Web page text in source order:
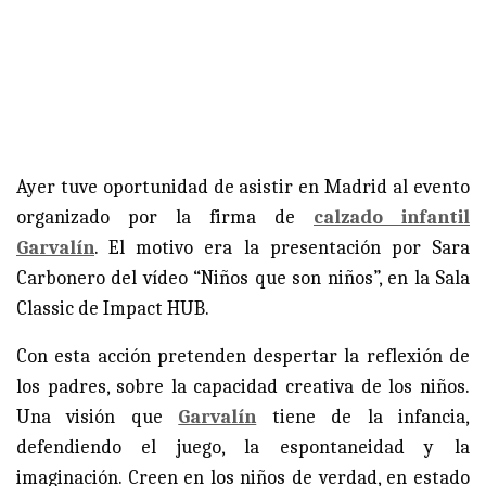
Ayer tuve oportunidad de asistir en Madrid al evento
organizado por la firma de calzado infantil
Garvalín. El motivo era la presentación por Sara
Carbonero del vídeo “Niños que son niños”, en la Sala
Classic de Impact HUB.
Con esta acción pretenden despertar la reflexión de
los padres, sobre la capacidad creativa de los niños.
Una visión que Garvalín tiene de la infancia,
defendiendo el juego, la espontaneidad y la
imaginación. Creen en los niños de verdad, en estado